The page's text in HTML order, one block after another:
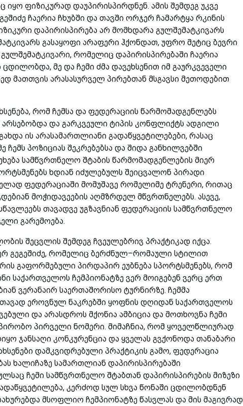
იყო ფიზიკურად დაუპირისპირდნენ. ამის შემდეგ უკვე
ჩაერია ჩხუბში და თავში ორჯერ ჩამარტყა რკინის
დაპირისპირება არ მომხდარა გულშემატკივარს
გასაყოფი არაფერი ჰქონდათ, უფრო მეტიც ბევრი
რომელიც დაპირისპირებაში ჩაერია
მე და ჩემი ძმა დავეხსენით იმ გაურკვეველი
მათთვის არასასურველ პირებთან მსგავსი მეთოდებით
რომ ჩემსა და ფედერაციის წარმომადგენლებს
და გარკვეული ტიპის კონფლიქტს ადგილი
ის არასამართლიანი გადაწყვეტილებები, რასაც
პოზიციას შეკრებებსა და შიდა განხილვებში
სამწვრთნელო შტაბის წარმომადგენლების მიერ
ხდიან იძულებულს შეიცვალონ პირადი
ფედერაციაში მომუშავე რომელიმე ტრენერი, რითაც
მოჭიდავეების აღმზრდელ მწვრთნელებს. ასევე,
თავადვე უგზავნიან ფედერაციის სამწვრთნელო
გარემოება.
შეცვლის შემდეგ ჩვეულებრივ პრაქტიკად იქცა.
გეგეშიძე, რომელიც ბერძნულ–რომაული სტილით
გაფორმებული პირდაპირ ეუბნება სპორტსმენებს, რომ
საქართველოს ჩემპიონატზე ვერ მოიგებენ ვერც ერთ
ვერანაირ საერთაშორისო ტურნირზე. ჩემმა
ეროვნულ ნაკრებში ყოფნის დღიდან საქართველოს
და არასდროს მქონია ამბიცია და მოთხოვნა ჩემი
პირველი ნომერი. მიმაჩნია, რომ ყოველწლიურად
ჯანსაღი კონკურენცია და ყველას გვქონოდა თანაბარი
დამკვიდრებული პრაქტიკის გამო, ფედერაცია
ხალიჩაზე სამართლიან დაპირისპირებაში
ჩემი სამწვრთნელო შტაბთან დაპირისპირების მიზეზი
კერძოდ სულ სხვა წონაში ცდილობდნენ
მსოფლიო ჩემპიონატზე წასვლას და მის მაგივრად